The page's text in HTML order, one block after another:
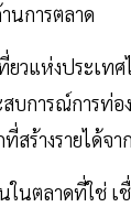
นการตลาด
วแห่งประเท
การณ์การท่
ร้างรายได้จ
ตลาดที่ใช่ เ